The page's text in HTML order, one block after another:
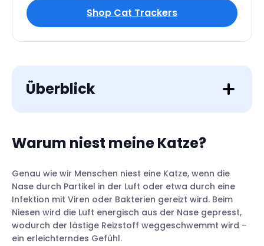
Shop Cat Trackers
Überblick
Nasen- und Nebenhöhlenprobleme
Chronische Erkrankungen der oberen
Atemwege
Allergene oder Fremdkörper
Entzündung oder Infektion eines Zahns
Warum niest meine Katze?
Genau wie wir Menschen niest eine Katze, wenn die
Nase durch Partikel in der Luft oder etwa durch eine
Infektion mit Viren oder Bakterien gereizt wird. Beim
Niesen wird die Luft energisch aus der Nase gepresst,
wodurch der lästige Reizstoff weggeschwemmt wird –
ein erleichterndes Gefühl.